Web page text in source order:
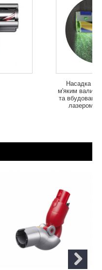
Насадка з
м'яким
та вбудованим
лазером